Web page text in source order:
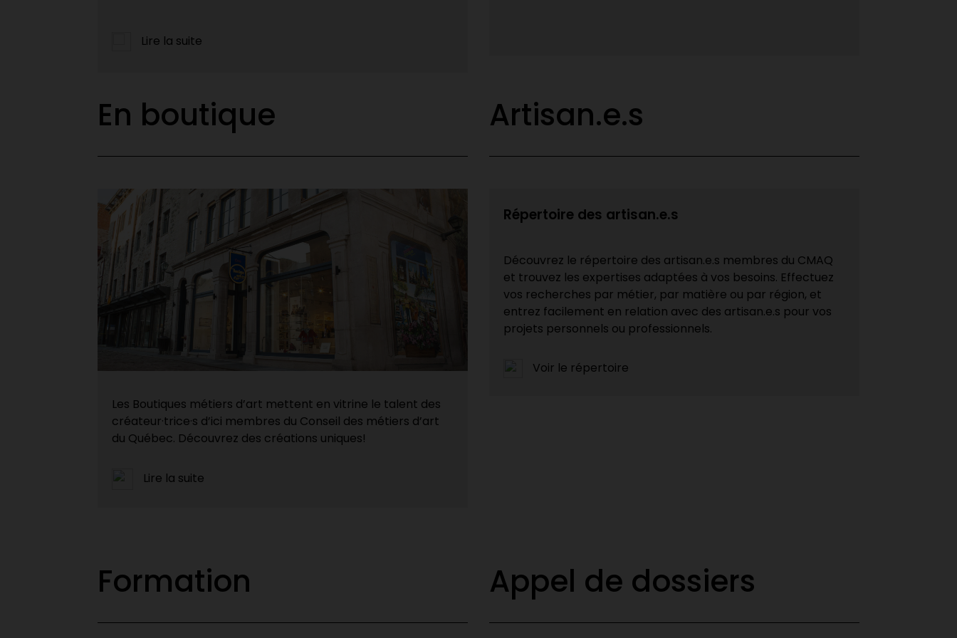
Lire la suite
En boutique
Les Boutiques métiers d’art mettent en vitrine le talent des
créateur·trice·s d’ici membres du Conseil des métiers d’art
du Québec. Découvrez des créations uniques!
Lire la suite
Artisan.e.s
Répertoire des artisan.e.s
Découvrez le répertoire des artisan.e.s membres du CMAQ
et trouvez les expertises adaptées à vos besoins. Effectuez
vos recherches par métier, par matière ou par région, et
entrez facilement en relation avec des artisan.e.s pour vos
projets personnels ou professionnels.
Voir le répertoire
Formation Appel de dossiers